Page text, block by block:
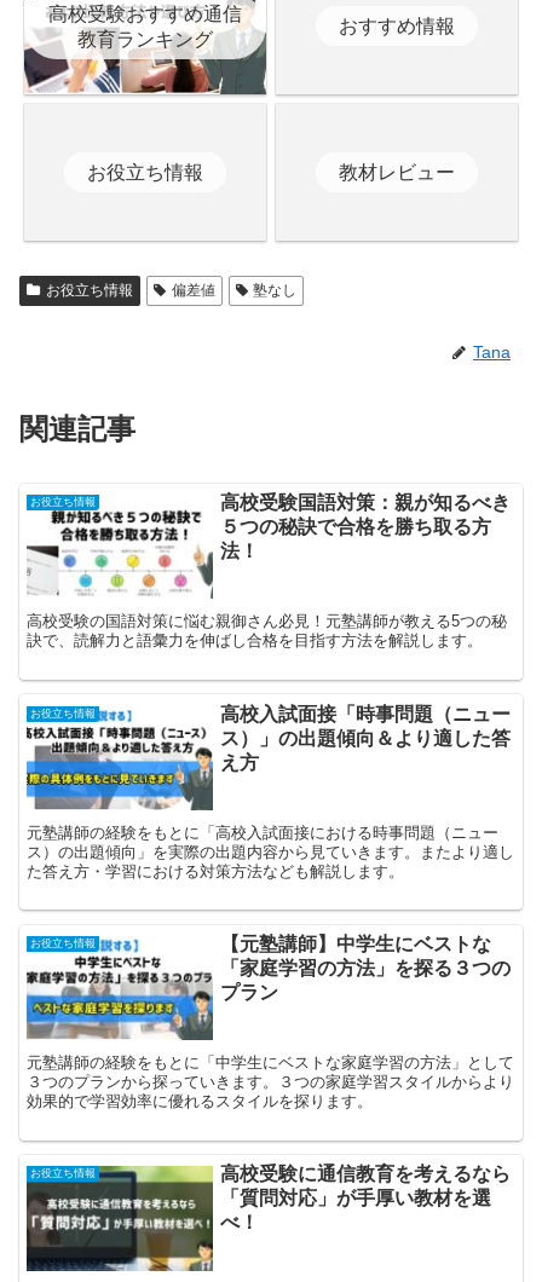
高校受験おすすめ通信
教育ランキング
おすすめ情報
お役立ち情報 教材レビュー
お役立ち情報 偏差値 塾なし
Tana
関連記事
お役立ち情報
高校受験国語対策：親が知るべき
５つの秘訣で合格を勝ち取る方
法！
高校受験の国語対策に悩む親御さん必見！元塾講師が教える5つの秘
訣で、読解力と語彙力を伸ばし合格を目指す方法を解説します。
お役立ち情報
高校入試面接「時事問題（ニュー
ス）」の出題傾向＆より適した答
え方
元塾講師の経験をもとに「高校入試面接における時事問題（ニュー
ス）の出題傾向」を実際の出題内容から見ていきます。またより適し
た答え方・学習における対策方法なども解説します。
お役立ち情報
【元塾講師】中学生にベストな
「家庭学習の方法」を探る３つの
プラン
元塾講師の経験をもとに「中学生にベストな家庭学習の方法」として
３つのプランから探っていきます。３つの家庭学習スタイルからより
効果的で学習効率に優れるスタイルを探ります。
お役立ち情報
高校受験に通信教育を考えるなら
「質問対応」が手厚い教材を選
べ！